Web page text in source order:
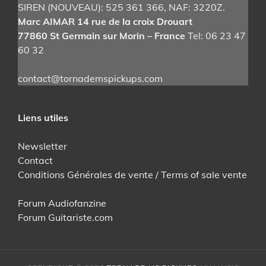
sur
la
page
SIREN (NOUVEAU): 525 361 366, NAF: 3220Z.
Marc AIMAR 14 rue de la croix Drouart
77860 St Germain sur Morin – France Tel: 06 23 47
60 32
contact@tornademspickups.com
Liens utiles
Newsletter
Contact
Conditions Générales de vente / Terms of sale vente
Forum Audiofanzine
Forum Guitariste.com